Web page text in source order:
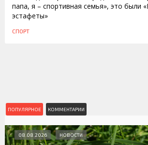
папа, я – спортивная семья», это были
эстафеты»
СПОРТ
ПОПУЛЯРНОЕ КОММЕНТАРИИ
08.08.2026 НОВОСТИ